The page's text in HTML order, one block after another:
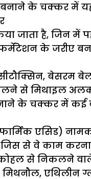
बनाने के चक्कर में यह
जाता है, जिन
के जरीए
बेसरम
से मिथाइल
के चक्कर में कई
एसिड)
जिस से वे काम
से निकलने वाले
मिथनौल,